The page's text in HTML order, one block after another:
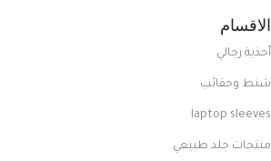
الاقسام
أحذية رجالي
شنط وحقائب
laptop sleeves
منتجات جلد طبيعي